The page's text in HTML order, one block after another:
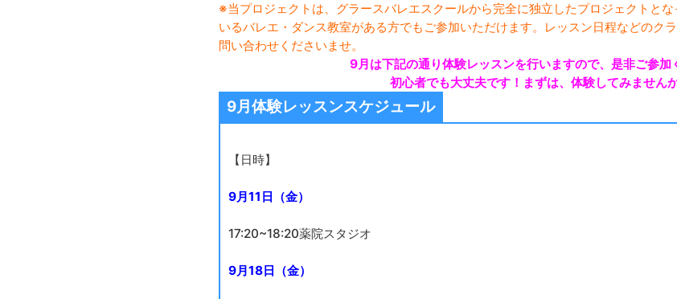
※当プロジェクトは、グラースバレエスクールから完全に独立したプロジェクトと
いるバレエ・ダンス教室がある方でもご参加いただけます。レッスン日程などのク
問い合わせくださいませ。
9月は下記の通り体験レッスンを行いますので、是非ご参加
初心者でも大丈夫です！まずは、体験してみません
9月体験レッスンスケジュール
【日時】
9月11日（金）
17:20~18:20薬院スタジオ
9月18日（金）